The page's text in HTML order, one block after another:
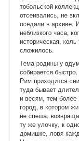
тобольской
отсеивались, не
оседали в архиве.
неблизкого часа,
историческая,
сложилось.
Тема родины у
собирается
Рим приходится
туда бывает
и весям, тем более
город, в котором
не спеша,
ту же улочку, к
домишке, ловя